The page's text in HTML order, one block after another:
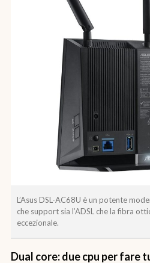
L’Asus DSL-AC68U è un potente
che support sia l’ADSL che la fibra
eccezionale.
Dual core: due cpu per fare